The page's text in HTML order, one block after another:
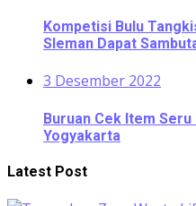
Kompetisi Bulu
Sleman Dapat
3 Desember 2022
Buruan Cek Item
Yogyakarta
Latest Post